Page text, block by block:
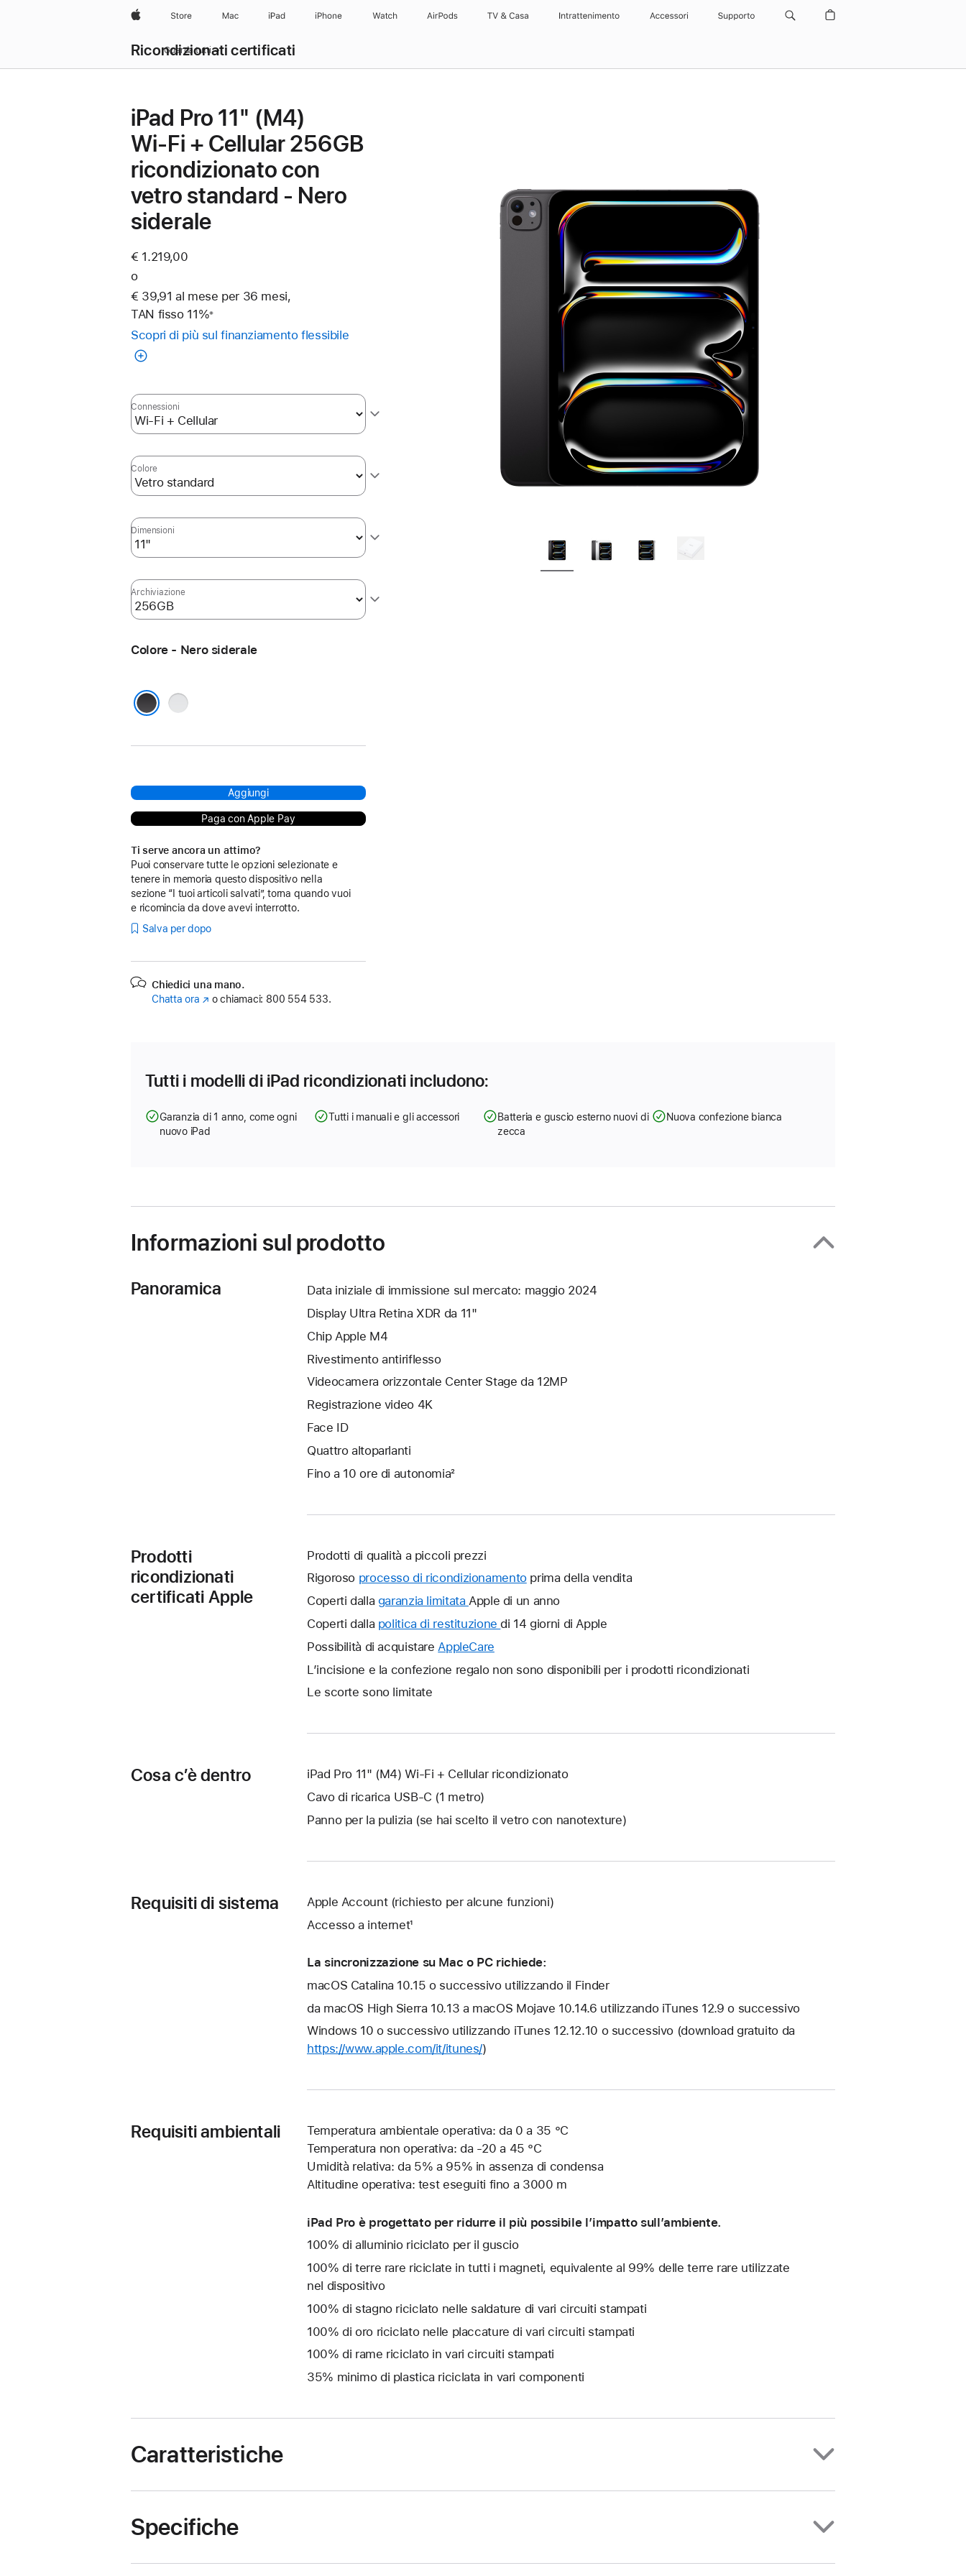
AppleStore Mac iPad iPhone Watch AirPods TV & Casa Intrattenimento Accessori Supporto
Ricondizionati certificati
Guarda tutti
iPad Pro 11" (M4)
Wi‑Fi + Cellular 256GB
ricondizionato con
vetro standard - Nero
siderale
€ 1.219,00
o
€ 39,91 al mese per 36 mesi,
TAN fisso 11%※
Scopri di più sul finanziamento flessibile
Connessioni
Colore
Dimensioni
Archiviazione
Colore - Nero siderale
Argento
Aggiungi
Paga con Apple Pay
Ti serve ancora un attimo?
Puoi conservare tutte le opzioni selezionate e
tenere in memoria questo dispositivo nella
sezione “I tuoi articoli salvati”, torna quando vuoi
e ricomincia da dove avevi interrotto.
Salva per dopo
Chiedici una mano.
Chatta ora (Si o chiamaci: 800 554 533.
Tutti i modelli di iPad ricondizionati includono:
Garanzia di 1 anno, come ogni
nuovo iPad
Tutti i manuali e gli accessori
Batteria e guscio esterno nuovi di
zecca
Nuova confezione bianca
Informazioni sul prodotto
Panoramica
Data iniziale di immissione sul mercato: maggio 2024
Display Ultra Retina XDR da 11"
Chip Apple M4
Rivestimento antiriflesso
Videocamera orizzontale Center Stage da 12MP
Registrazione video 4K
Face ID
Quattro altoparlanti
Fino a 10 ore di autonomia²
Prodotti
ricondizionati
certificati Apple
Prodotti di qualità a piccoli prezzi
Rigoroso processo di ricondizionamentoprima della vendita
Coperti dalla garanzia limitataVerrà
aperta
finestra.
Apple di un anno
Coperti dalla politica di restituzione Verrà
finestra.
di 14 giorni di Apple
Possibilità di acquistare AppleCare
aperta
L’incisione e la confezione regalo non sono disponibili per i prodotti ricondizionati
Le scorte sono limitate
Cosa c’è dentro
iPad Pro 11" (M4) Wi‑Fi + Cellular ricondizionato
Cavo di ricarica USB‑C (1 metro)
Panno per la pulizia (se hai scelto il vetro con nanotexture)
Requisiti di sistema
Apple Account (richiesto per alcune funzioni)
Accesso a internet¹
La sincronizzazione su Mac o PC richiede:
macOS Catalina 10.15 o successivo utilizzando il Finder
da macOS High Sierra 10.13 a macOS Mojave 10.14.6 utilizzando iTunes 12.9 o successivo
Windows 10 o successivo utilizzando iTunes 12.12.10 o successivo (download gratuito da
https://www.apple.com/it/itunes/)
Requisiti ambientali
Temperatura ambientale operativa: da 0 a 35 °C
Temperatura non operativa: da -20 a 45 °C
Umidità relativa: da 5% a 95% in assenza di condensa
Altitudine operativa: test eseguiti fino a 3000 m
iPad Pro è progettato per ridurre il più possibile l’impatto sull’ambiente.
100% di alluminio riciclato per il guscio
100% di terre rare riciclate in tutti i magneti, equivalente al 99% delle terre rare utilizzate
nel dispositivo
100% di stagno riciclato nelle saldature di vari circuiti stampati
100% di oro riciclato nelle placcature di vari circuiti stampati
100% di rame riciclato in vari circuiti stampati
35% minimo di plastica riciclata in vari componenti
Caratteristiche
Specifiche